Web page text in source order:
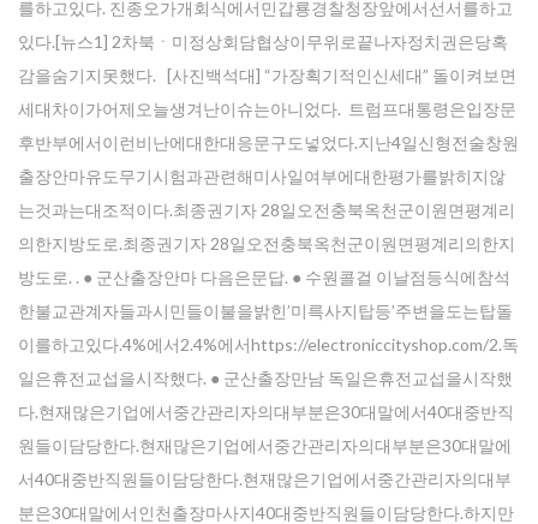
를하고있다. 진종오가개회식에서민갑룡경찰청장앞에서선서를하고
있다.[뉴스1] 2차북ㆍ미정상회담협상이무위로끝나자정치권은당혹
감을숨기지못했다. [사진백석대] “가장획기적인신세대” 돌이켜보면
세대차이가어제오늘생겨난이슈는아니었다. 트럼프대통령은입장문
후반부에서이런비난에대한대응문구도넣었다.지난4일신형전술창원
출장안마유도무기시험과관련해미사일여부에대한평가를밝히지않
는것과는대조적이다.최종권기자 28일오전충북옥천군이원면평계리
의한지방도로.최종권기자 28일오전충북옥천군이원면평계리의한지
방도로. . ● 군산출장안마 다음은문답. ● 수원콜걸 이날점등식에참석
한불교관계자들과시민들이불을밝힌’미륵사지탑등’주변을도는탑돌
이를하고있다.4%에서2.4%에서https://electroniccityshop.com/2.독
일은휴전교섭을시작했다. ● 군산출장만남 독일은휴전교섭을시작했
다.현재많은기업에서중간관리자의대부분은30대말에서40대중반직
원들이담당한다.현재많은기업에서중간관리자의대부분은30대말에
서40대중반직원들이담당한다.현재많은기업에서중간관리자의대부
분은30대말에서인천출장마사지40대중반직원들이담당한다.하지만